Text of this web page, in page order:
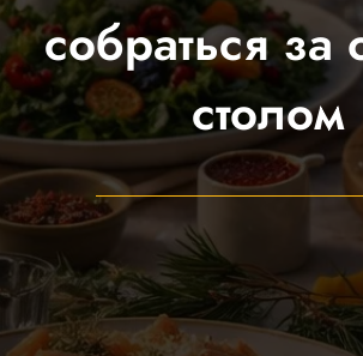
собраться
столом